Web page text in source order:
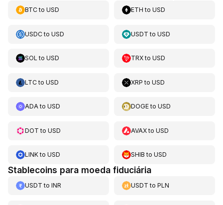
BTCto USD ETH toUSD
USDCto USD USDT toUSD
SOL to USD TRXtoUSD
LTCto USD XRP toUSD
ADAto USD DOGEtoUSD
DOT to USD AVAXtoUSD
LINKto USD SHIB toUSD
Stablecoins para moeda fiduciária
USDT to INR USDT toPLN